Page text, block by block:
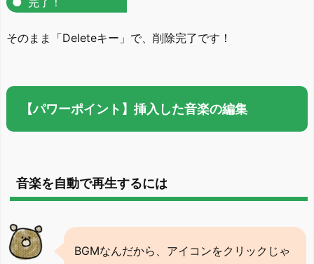
そのまま「Deleteキー」で、削除完了です！
【パワーポイント】挿入した音楽の編集
音楽を自動で再生するには
BGMなんだから、アイコンをクリックじゃ